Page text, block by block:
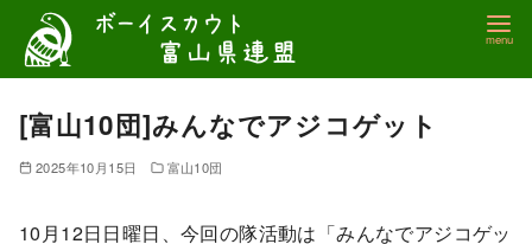
テ
[富山10団]みんなでアジコゲット
2025年10月15日 富山10団
10月12日日曜日、今回の隊活動は「みんなでアジコゲッ